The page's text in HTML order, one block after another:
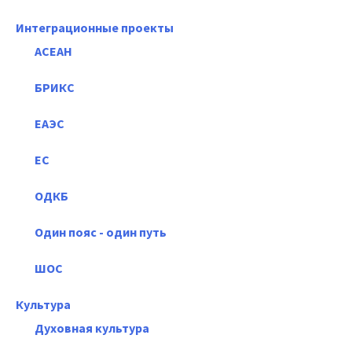
Интеграционные проекты
АСЕАН
БРИКС
ЕАЭС
ЕС
ОДКБ
Один пояс - один путь
ШОС
Культура
Духовная культура